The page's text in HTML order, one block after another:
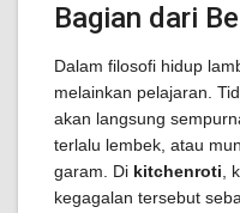
Bagian dari
Dalam filosofi hidup
melainkan pelajaran.
akan langsung
terlalu lembek, atau
garam. Di kitchenroti ,
kegagalan tersebut